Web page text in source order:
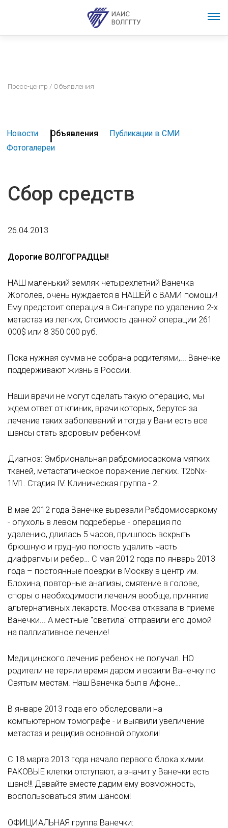
Пресс-центр / Объявления
Новости Объявления
Публикации в СМИ
Фотогалереи
Сбор средств
26.04.2013
Дорогие ВОЛГОГРАДЦЫ!
НАШ маленький земляк четырехлетний Ванечка
Жоголев, очень нуждается в НАШЕЙ с ВАМИ помощи!
Ему предстоит операция в Сингапуре по удалению 2-х
метастаз из легких, Стоимость данной операции 261
000$ или 8 350 000 руб.
Пока нужная сумма не собрана родителями,... Ванечке
поддерживают жизнь в России.
Наши врачи не могут сделать такую операцию, мы
ждем ответ от клиник, врачи которых, берутся за
лечение таких заболеваний и тогда у Вани есть все
шансы стать здоровым ребенком!
Диагноз: Эмбриональная рабдомиосаркома мягких
тканей, метастатическое поражение легких. Т2bNx-
1M1. Стадия IV. Клиническая группа - 2.
В мае 2012 года Ванечке вырезали Рабдомиосаркому
- опухоль в левом подреберье - операция по
удалению, длилась 5 часов, пришлось вскрыть
брюшную и грудную полость удалить часть
диафрагмы и ребер… С мая 2012 года по январь 2013
года – постоянные поездки в Москву в центр им.
Блохина, повторные анализы, смятение в голове,
споры о необходимости лечения вообще, принятие
альтернативных лекарств. Москва отказала в приеме
Ванечки... А местные "светила" отправили его домой
на паллиативное лечение!
Медицинского лечения ребенок не получал. НО
родители не теряли время даром и возили Ванечку по
Святым местам. Наш Ванечка был в Афоне…
В январе 2013 года его обследовали на
компьютерном томографе - и выявили увеличение
метастаз и рецидив основной опухоли!
С 18 марта 2013 года начало первого блока химии.
РАКОВЫЕ клетки отступают, а значит у Ванечки есть
шанс!!! Давайте вместе дадим ему возможность,
воспользоваться этим шансом!
ОФИЦИАЛЬНАЯ группа Ванечки: